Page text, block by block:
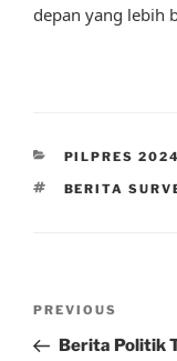
depan yang lebih
CATEGORIES
PILPRES 2024
TAGS
BERITA
Previous
Post
PREVIOUS
Berita Politik